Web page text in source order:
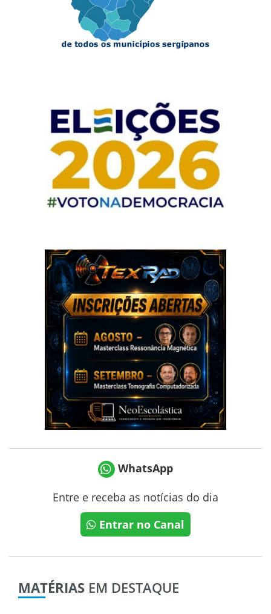
WhatsApp
Entre e receba as notícias do dia
Entrar no Canal
MATÉRIAS EM DESTAQUE